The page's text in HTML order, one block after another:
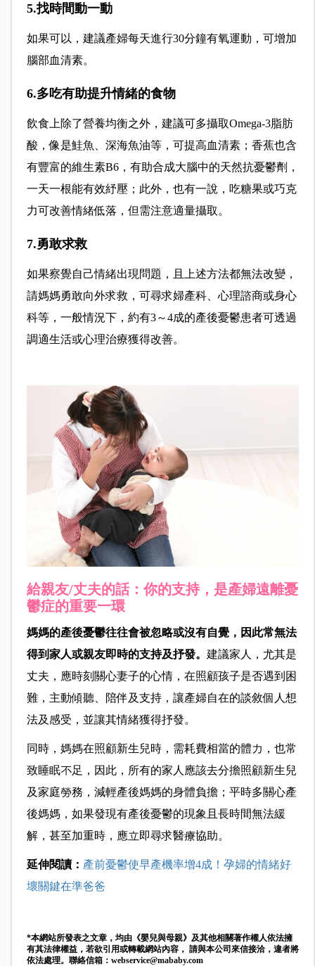
5.找時間動一動
如果可以，建議產婦每天進行30分鐘有氧運動，可增加
腦部血清素。
6.多吃有助提升情緒的食物
飲食上除了營養均衡之外，建議可多攝取Omega-3脂肪
酸，像是鮭魚、深海魚油等，可提高血清素；香蕉也含
有豐富的維生素B6，有助合成大腦中的天然抗憂鬱劑，
一天一根能有效紓壓；此外，也有一說，吃糖果或巧克
力可改善情緒低落，但需注意適量攝取。
7.勇敢求救
如果察覺自己情緒出現問題，且上述方法都無法改變，
請媽媽勇敢向外求救，可尋求婦產科、心理諮商或身心
科等，一般情況下，約有3～4成的產後憂鬱患者可透過
調適生活或心理治療獲得改善。
給親友/丈夫的話：你的支持，是產婦遠離憂
鬱症的重要一環
媽媽的產後憂鬱往往會被忽略或沒有自覺，因此常無法
得到家人或親友即時的支持及抒發。 建議家人，尤其是
丈夫，應時刻關心妻子的心情，在照顧孩子是否遇到困
難，主動傾聽、陪伴及支持，讓產婦自在的談敘個人想
法及感受，並讓其情緒獲得抒發。
同時，媽媽在照顧新生兒時，需耗費相當的體力，也常
致睡眠不足，因此，所有的家人應該去分擔照顧新生兒
及家庭勞務，減輕產後媽媽的身體負擔；平時多關心產
後媽媽，如果發現有產後憂鬱的現象且長時間無法緩
解，甚至加重時，應立即尋求醫療協助。
延伸閱讀： 產前憂鬱使早產機率增4成！孕婦的情緒好
壞關鍵在準爸爸
*本網站所發表之文章，均由《嬰兒與母親》及其他相關著作權人依法擁
有其法律權益，若欲引用或轉載網站內容， 請與本公司來信接洽，違者將
依法處理。聯絡信箱： webservice@mababy.com